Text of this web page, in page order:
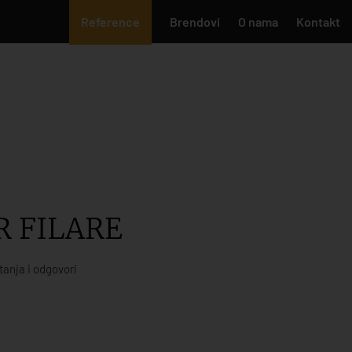
Reference Brendovi O nama Kontakt
FILARE
i odgovori